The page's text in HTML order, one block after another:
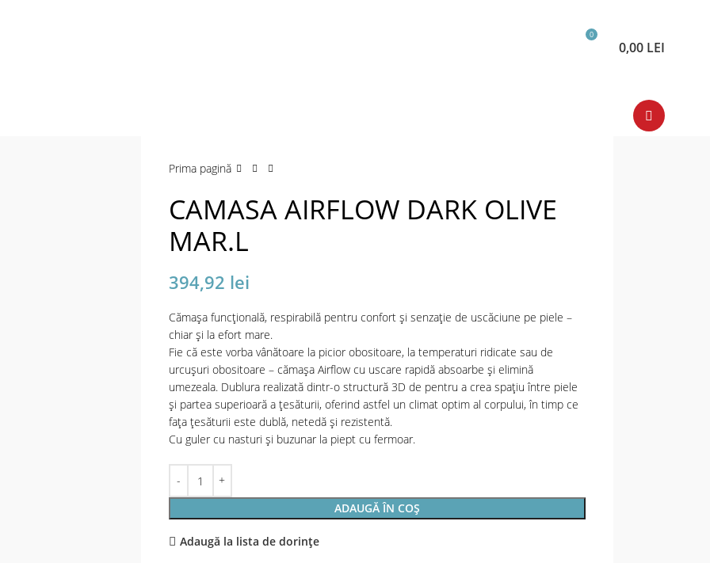
0
0,00 LEI
Prima pagină
CAMASA AIRFLOW DARK OLIVE
MAR.L
394,92 lei
Cămașa funcțională, respirabilă pentru confort și senzație de uscăciune pe piele –
chiar și la efort mare.
Fie că este vorba vânătoare la picior obositoare, la temperaturi ridicate sau de
urcușuri obositoare – cămașa Airflow cu uscare rapidă absoarbe și elimină
umezeala. Dublura realizată dintr-o structură 3D de pentru a crea spațiu între piele
și partea superioară a țesăturii, oferind astfel un climat optim al corpului, în timp ce
fața țesăturii este dublă, netedă și rezistentă.
Cu guler cu nasturi și buzunar la piept cu fermoar.
ADAUGĂ ÎN COȘ
Adaugă la lista de dorințe